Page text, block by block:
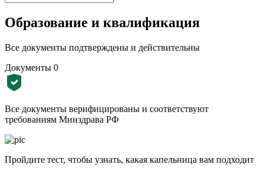
Образование и квалификация
Все документы подтверждены и действительны
Документы 0
Все документы верифицированы и соответствуют
требованиям Минздрава РФ
Пройдите тест, чтобы узнать, какая капельница вам подходит